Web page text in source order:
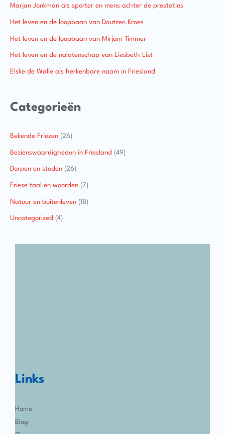
Marjan Jonkman als sporter en mens achter de prestaties
Het leven en de loopbaan van Doutzen Kroes
Het leven en de loopbaan van Mirjam Timmer
Het leven en de nalatenschap van Liesbeth List
Elske de Walle als herkenbare naam in Friesland
Categorieën
Bekende Friezen (26)
Bezienswaardigheden in Friesland (49)
Dorpen en steden (26)
Friese taal en woorden (7)
Natuur en buitenleven (18)
Uncategorized (4)
Links
Home
Blog